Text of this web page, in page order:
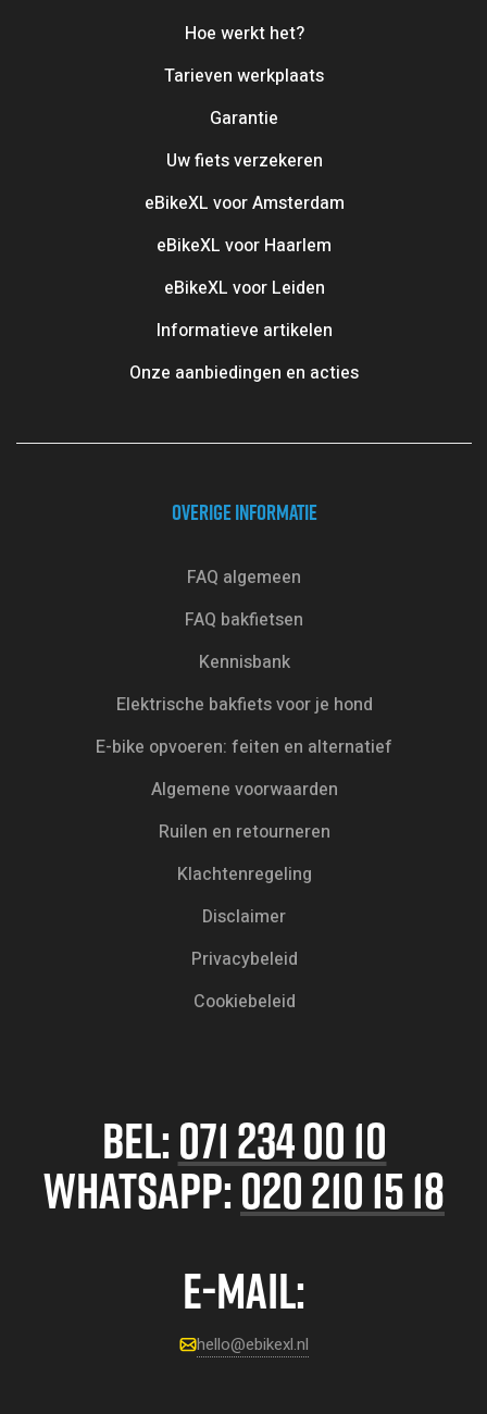
Hoe werkt het?
Tarieven werkplaats
Garantie
Uw fiets verzekeren
eBikeXL voor Amsterdam
eBikeXL voor Haarlem
eBikeXL voor Leiden
Informatieve artikelen
Onze aanbiedingen en acties
OVERIGE INFORMATIE
FAQ algemeen
FAQ bakfietsen
Kennisbank
Elektrische bakfiets voor je hond
E-bike opvoeren: feiten en alternatief
Algemene voorwaarden
Ruilen en retourneren
Klachtenregeling
Disclaimer
Privacybeleid
Cookiebeleid
BEL: 071 234 00 10
WHATSAPP: 020 210 15 18
E-MAIL:
hello@ebikexl.nl